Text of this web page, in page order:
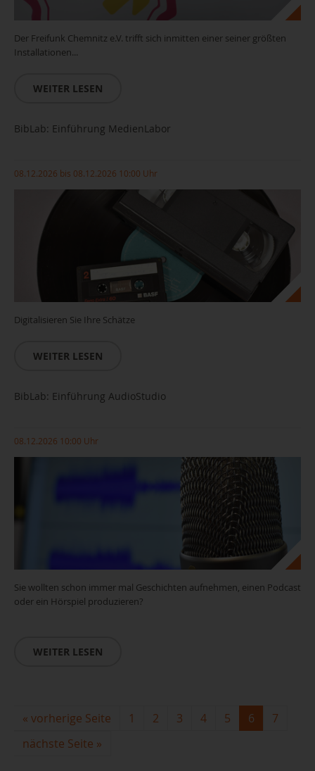
Der Freifunk Chemnitz e.V. trifft sich inmitten einer seiner größten
Installationen...
WEITER LESEN
BibLab: Einführung MedienLabor
08.12.2026 bis 08.12.2026 10:00 Uhr
Digitalisieren Sie Ihre Schätze
WEITER LESEN
BibLab: Einführung AudioStudio
08.12.2026 10:00 Uhr
Sie wollten schon immer mal Geschichten aufnehmen, einen Podcast
oder ein Hörspiel produzieren?
WEITER LESEN
« vorherige Seite 1 2 3 4 5 6
7
nächste Seite »